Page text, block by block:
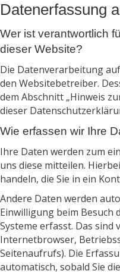
Datenerfassung
Wer ist verantwortlich
dieser Website?
Die Datenverarbeitung
den Websitebetreiber.
dem Abschnitt „Hinweis
dieser
Wie erfassen wir Ihre
Ihre Daten werden zum
uns diese mitteilen.
handeln, die Sie in ein
Andere Daten werden
Einwilligung beim Besuch
Systeme erfasst. Das sind
Internetbrowser,
Seitenaufrufs). Die
automatisch, sobald Sie